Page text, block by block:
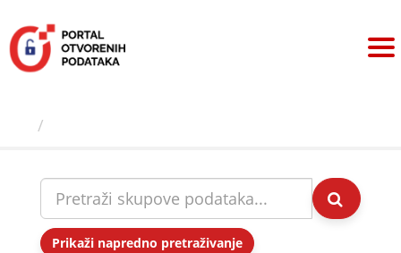
sadržaj
Prikaži napredno pretraživanje